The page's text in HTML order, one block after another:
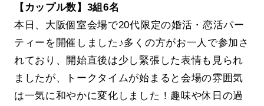
【カップル数】3組6名
本日、大阪個室会場で20代限定の婚活・恋活パー
ティーを開催しました♪多くの方がお一人で参加さ
れており、開始直後は少し緊張した表情も見られ
ましたが、トークタイムが始まると会場の雰囲気
は一気に和やかに変化しました！趣味や休日の過